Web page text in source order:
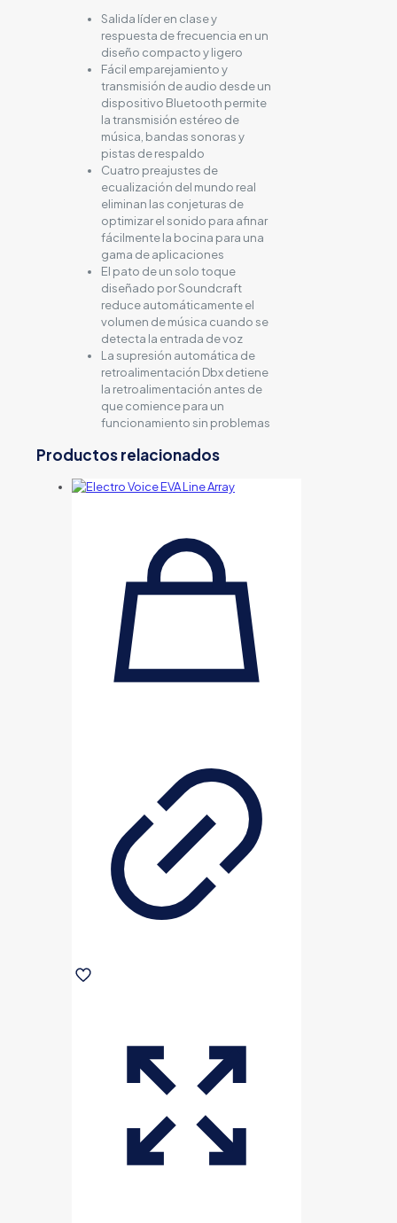
Salida líder en clase y
respuesta de frecuencia en un
diseño compacto y ligero
Fácil emparejamiento y
transmisión de audio desde un
dispositivo Bluetooth permite
la transmisión estéreo de
música, bandas sonoras y
pistas de respaldo
Cuatro preajustes de
ecualización del mundo real
eliminan las conjeturas de
optimizar el sonido para afinar
fácilmente la bocina para una
gama de aplicaciones
El pato de un solo toque
diseñado por Soundcraft
reduce automáticamente el
volumen de música cuando se
detecta la entrada de voz
La supresión automática de
retroalimentación Dbx detiene
la retroalimentación antes de
que comience para un
funcionamiento sin problemas
Productos relacionados